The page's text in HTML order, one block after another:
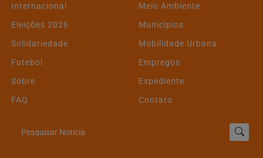
Internacional
Meio Ambiente
Eleições 2026
Municípios
Solidariedade
Mobilidade Urbana
Futebol
Empregos
Sobre
Expediente
FAQ
Contato
Pesquisar Notícia